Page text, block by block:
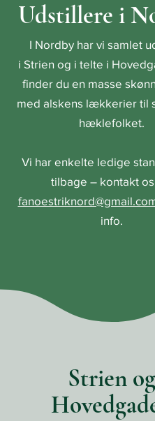
Udstillere i
I Nordby har vi samlet
i Strien og i telte i
finder du en masse
med alskens lækkerier til
hæklefolket.
Vi har enkelte ledige
tilbage – kontakt
info.
Strien og